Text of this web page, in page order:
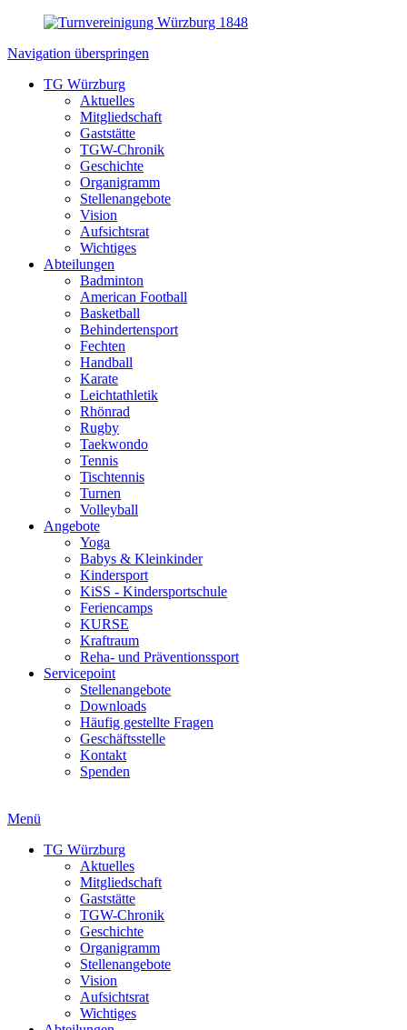
Navigation überspringen
TG Würzburg
Aktuelles
Mitgliedschaft
Gaststätte
TGW-Chronik
Geschichte
Organigramm
Stellenangebote
Vision
Aufsichtsrat
Wichtiges
Abteilungen
Badminton
American Football
Basketball
Behindertensport
Fechten
Handball
Karate
Leichtathletik
Rhönrad
Rugby
Taekwondo
Tennis
Tischtennis
Turnen
Volleyball
Angebote
Yoga
Babys & Kleinkinder
Kindersport
KiSS - Kindersportschule
Feriencamps
KURSE
Kraftraum
Reha- und Präventionssport
Servicepoint
Stellenangebote
Downloads
Häufig gestellte Fragen
Geschäftsstelle
Kontakt
Spenden
Menü
TG Würzburg
Aktuelles
Mitgliedschaft
Gaststätte
TGW-Chronik
Geschichte
Organigramm
Stellenangebote
Vision
Aufsichtsrat
Wichtiges